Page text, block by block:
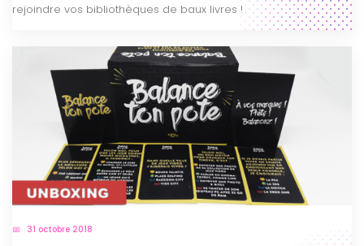
rejoindre vos bibliothèques de baux livres !
31 octobre 2018